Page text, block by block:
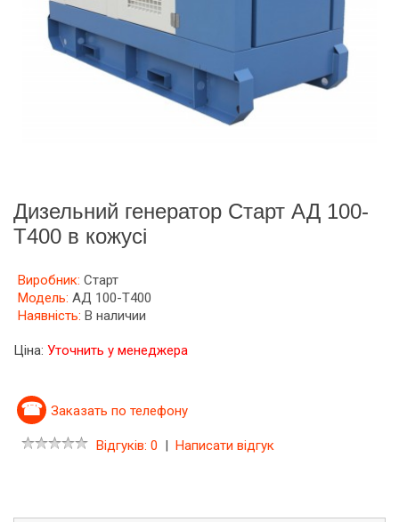
Дизельний генератор Старт АД 100-
Т400 в кожусі
Виробник: Старт
Модель: АД 100-Т400
Наявність: В наличии
Ціна: Уточнить у менеджера
Заказать по телефону
Відгуків: 0 | Написати відгук